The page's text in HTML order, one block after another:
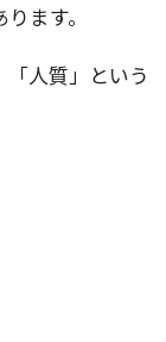
ます。
「人質」という